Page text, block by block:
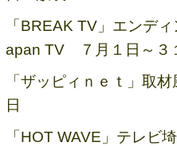
「BREAK TV」エンデ
apan TV ７月１日～
「ザッピィｎｅｔ」取
日
「HOT WAVE」テレ